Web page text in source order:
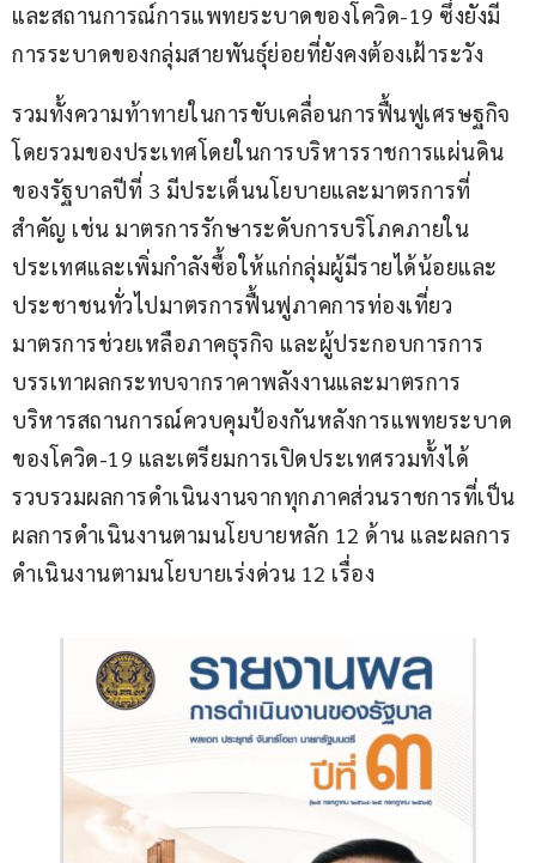
และสถานการณ์การแพทยระบาดของโควิด-19 ซึ่งยังมี
การระบาดของกลุ่มสายพันธุ์ย่อยที่ยังคงต้องเฝ้าระวัง
รวมทั้งความท้าทายในการขับเคลื่อนการฟื้นฟูเศรษฐกิจ
โดยรวมของประเทศโดยในการบริหารราชการแผ่นดิน
ของรัฐบาลปีที่ 3 มีประเด็นนโยบายและมาตรการที่
สำคัญ เช่น มาตรการรักษาระดับการบริโภคภายใน
ประเทศและเพิ่มกำลังซื้อให้แก่กลุ่มผู้มีรายได้น้อยและ
ประชาชนทั่วไปมาตรการฟื้นฟูภาคการท่องเที่ยว
มาตรการช่วยเหลือภาคธุรกิจ และผู้ประกอบการการ
บรรเทาผลกระทบจากราคาพลังงานและมาตรการ
บริหารสถานการณ์ควบคุมป้องกันหลังการแพทยระบาด
ของโควิด-19 และเตรียมการเปิดประเทศรวมทั้งได้
รวบรวมผลการดำเนินงานจากทุกภาคส่วนราชการที่เป็น
ผลการดำเนินงานตามนโยบายหลัก 12 ด้าน และผลการ
ดำเนินงานตามนโยบายเร่งด่วน 12 เรื่อง